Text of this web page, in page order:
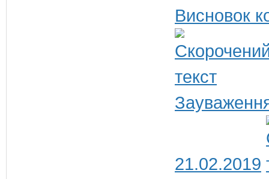
Висновок
21.02.2019